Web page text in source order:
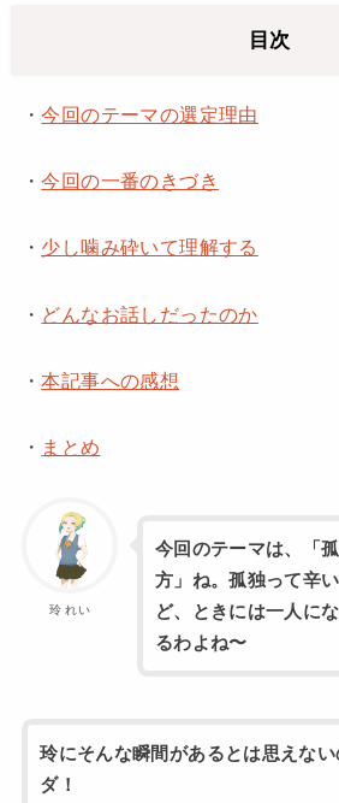
目次
・今回のテーマの選定理由
・今回の一番のきづき
・ 少し噛み砕いて理解する
・ どんなお話しだったのか
・本記事への感想
・ まとめ
玲 れい
今回のテーマは、「
方」ね。孤独って辛
ど、ときには一人に
るわよね〜
玲にそんな瞬間があるとは思えない
ダ！